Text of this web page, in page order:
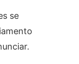
se